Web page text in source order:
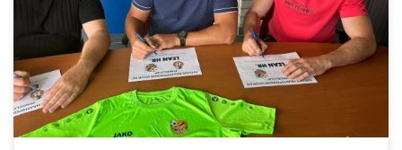
verbonden aan de Pingelcup. Eigenaar William
Bremmers, zelf vaste deelnemer van onze Pingelcup,
heeft […]